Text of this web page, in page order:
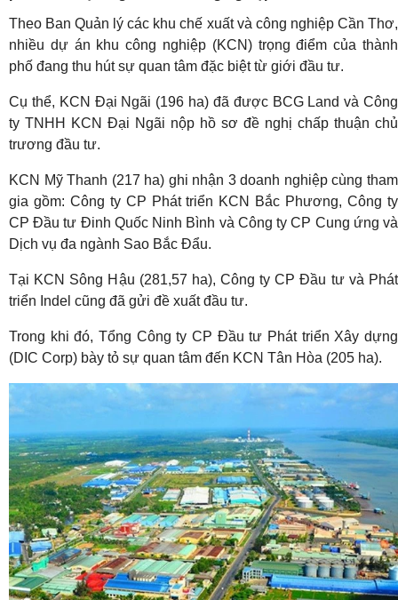
Theo Ban Quản lý các khu chế xuất và công nghiệp Cần Thơ,
nhiều dự án khu công nghiệp (KCN) trọng điểm của thành
phố đang thu hút sự quan tâm đặc biệt từ giới đầu tư.
Cụ thể, KCN Đại Ngãi (196 ha) đã được BCG Land và Công
ty TNHH KCN Đại Ngãi nộp hồ sơ đề nghị chấp thuận chủ
trương đầu tư.
KCN Mỹ Thanh (217 ha) ghi nhận 3 doanh nghiệp cùng tham
gia gồm: Công ty CP Phát triển KCN Bắc Phương, Công ty
CP Đầu tư Đinh Quốc Ninh Bình và Công ty CP Cung ứng và
Dịch vụ đa ngành Sao Bắc Đẩu.
Tại KCN Sông Hậu (281,57 ha), Công ty CP Đầu tư và Phát
triển Indel cũng đã gửi đề xuất đầu tư.
Trong khi đó, Tổng Công ty CP Đầu tư Phát triển Xây dựng
(DIC Corp) bày tỏ sự quan tâm đến KCN Tân Hòa (205 ha).